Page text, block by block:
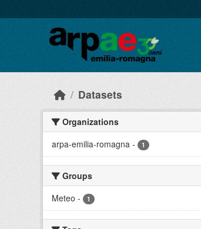
Datasets
Organizations
arpa-emilia-romagna - 1
Groups
Meteo - 1